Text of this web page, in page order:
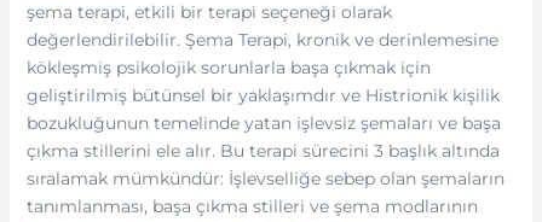
şema terapi, etkili bir terapi seçeneği olarak
değerlendirilebilir. Şema Terapi, kronik ve derinlemesine
kökleşmiş psikolojik sorunlarla başa çıkmak için
geliştirilmiş bütünsel bir yaklaşımdır ve Histrionik kişilik
bozukluğunun temelinde yatan işlevsiz şemaları ve başa
çıkma stillerini ele alır. Bu terapi sürecini 3 başlık altında
sıralamak mümkündür: İşlevselliğe sebep olan şemaların
tanımlanması, başa çıkma stilleri ve şema modlarının